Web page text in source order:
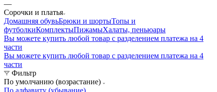
—
Сорочки и платья
Домашняя обувьБрюки и шортыТопы и
футболкиКомплектыПижамыХалаты, пеньюары
Вы можете купить любой товар с разделением платежа на 4
части
Вы можете купить любой товар с разделением платежа на 4
части
Фильтр
По умолчанию (возрастание)
По алфавиту (убывание)